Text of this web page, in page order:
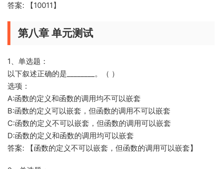
答案: 【10011】
第八章 单元测试
1、单选题：
以下叙述正确的是________。（ ）
选项：
A:函数的定义和函数的调用均不可以嵌套
B:函数的定义可以嵌套，但函数的调用不可以嵌套
C:函数的定义不可以嵌套，但函数的调用可以嵌套
D:函数的定义和函数的调用均可以嵌套
答案: 【函数的定义不可以嵌套，但函数的调用可以嵌套】